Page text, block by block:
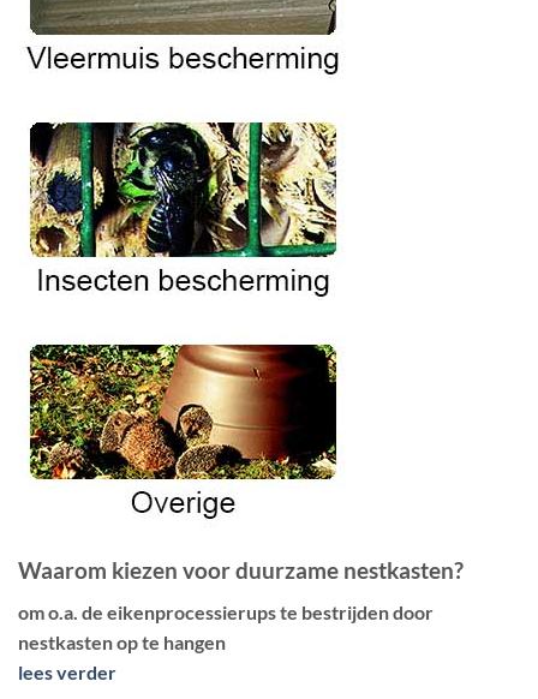
Waarom kiezen voor duurzame nestkasten?
om o.a. de eikenprocessierups te bestrijden door
nestkasten op te hangen
lees verder